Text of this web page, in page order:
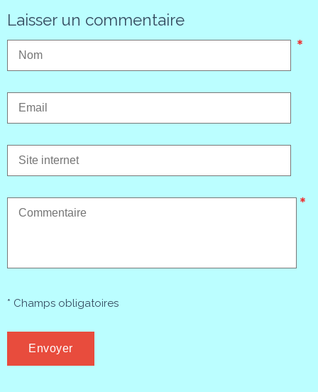
Laisser un commentaire
* Champs obligatoires